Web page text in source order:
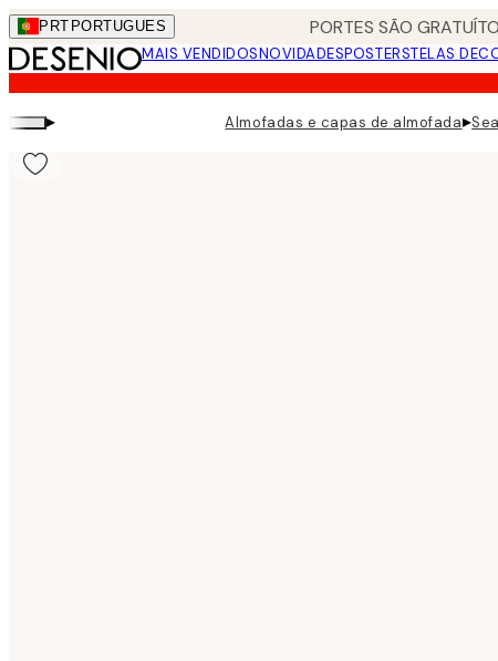
Skip
to
main
content.
PRT PORTUGUES PORTES SÃO
MAIS VENDIDOSNOVIDADESPOSTERSTELAS
▸ Almofadas e capas de almofada▸